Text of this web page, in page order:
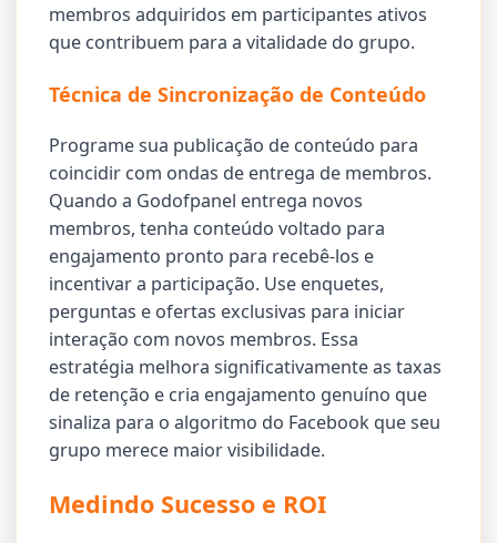
membros adquiridos em participantes ativos
que contribuem para a vitalidade do grupo.
Técnica de Sincronização de Conteúdo
Programe sua publicação de conteúdo para
coincidir com ondas de entrega de membros.
Quando a Godofpanel entrega novos
membros, tenha conteúdo voltado para
engajamento pronto para recebê-los e
incentivar a participação. Use enquetes,
perguntas e ofertas exclusivas para iniciar
interação com novos membros. Essa
estratégia melhora significativamente as taxas
de retenção e cria engajamento genuíno que
sinaliza para o algoritmo do Facebook que seu
grupo merece maior visibilidade.
Medindo Sucesso e ROI